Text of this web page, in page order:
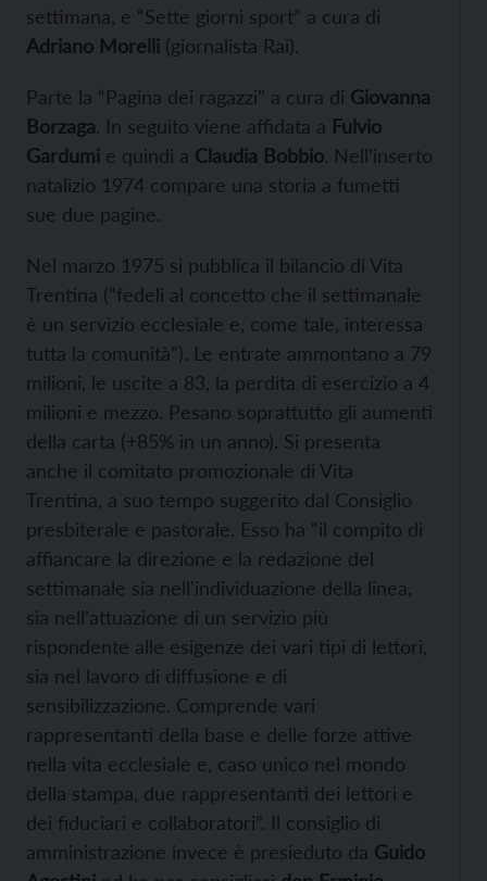
settimana, e “Sette giorni sport” a cura di
Adriano Morelli (giornalista Rai).
Parte la “Pagina dei ragazzi” a cura di Giovanna
Borzaga. In seguito viene affidata a Fulvio
Gardumi e quindi a Claudia Bobbio. Nell’inserto
natalizio 1974 compare una storia a fumetti
sue due pagine.
Nel marzo 1975 si pubblica il bilancio di Vita
Trentina (“fedeli al concetto che il settimanale
è un servizio ecclesiale e, come tale, interessa
tutta la comunità”). Le entrate ammontano a 79
milioni, le uscite a 83, la perdita di esercizio a 4
milioni e mezzo. Pesano soprattutto gli aumenti
della carta (+85% in un anno). Si presenta
anche il comitato promozionale di Vita
Trentina, a suo tempo suggerito dal Consiglio
presbiterale e pastorale. Esso ha “il compito di
affiancare la direzione e la redazione del
settimanale sia nell’individuazione della linea,
sia nell’attuazione di un servizio più
rispondente alle esigenze dei vari tipi di lettori,
sia nel lavoro di diffusione e di
sensibilizzazione. Comprende vari
rappresentanti della base e delle forze attive
nella vita ecclesiale e, caso unico nel mondo
della stampa, due rappresentanti dei lettori e
dei fiduciari e collaboratori”. Il consiglio di
amministrazione invece è presieduto da Guido